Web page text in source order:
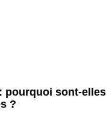
pourquoi sont-elles
?